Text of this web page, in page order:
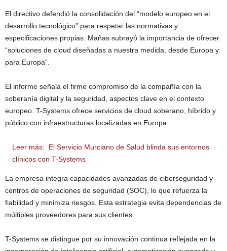
El directivo defendió la consolidación del “modelo europeo en el
desarrollo tecnológico” para respetar las normativas y
especificaciones propias. Mañas subrayó la importancia de ofrecer
“soluciones de cloud diseñadas a nuestra medida, desde Europa y
para Europa”.
El informe señala el firme compromiso de la compañía con la
soberanía digital y la seguridad, aspectos clave en el contexto
europeo. T-Systems ofrece servicios de cloud soberano, híbrido y
público con infraestructuras localizadas en Europa.
Leer más:
El Servicio Murciano de Salud blinda sus entornos
clínicos con T-Systems
La empresa integra capacidades avanzadas de ciberseguridad y
centros de operaciones de seguridad (SOC), lo que refuerza la
fiabilidad y minimiza riesgos. Esta estrategia evita dependencias de
múltiples proveedores para sus clientes.
T-Systems se distingue por su innovación continua reflejada en la